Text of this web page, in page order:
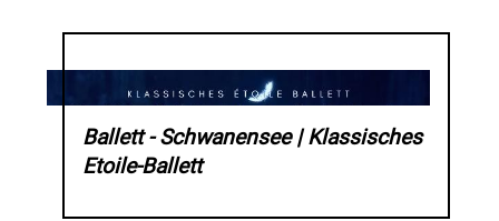
Ballett - Schwanensee | Klassisches
Etoile-Ballett